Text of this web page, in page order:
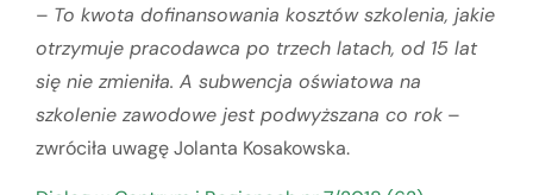
– To kwota dofinansowania kosztów szkolenia, jakie
otrzymuje pracodawca po trzech latach, od 15 lat
się nie zmieniła. A subwencja oświatowa na
szkolenie zawodowe jest podwyższana co rok –
zwróciła uwagę Jolanta Kosakowska.